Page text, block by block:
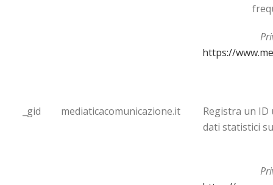
https://
_gid mediaticacomunicazione.it
Registra un
dati statistici